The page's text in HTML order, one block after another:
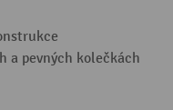
a pevných kolečkách